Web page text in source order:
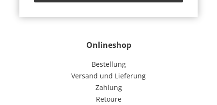
Onlineshop
Bestellung
Versand und Lieferung
Zahlung
Retoure